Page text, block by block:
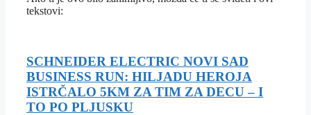
tekstovi:
SCHNEIDER ELECTRIC NOVI SAD
BUSINESS RUN: HILJADU HEROJA
ISTRČALO 5KM ZA TIM ZA DECU – I
TO PO PLJUSKU